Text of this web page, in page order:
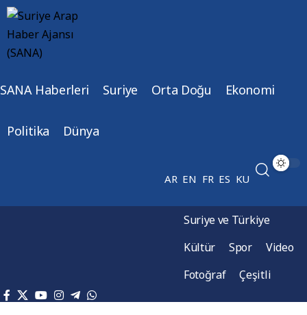
SANA Haberleri Suriye Orta Doğu Ekonomi
Politika Dünya
AR EN FR ES KU
Suriye ve Türkiye
Kültür
Spor
Video
Fotoğraf
Çeşitli